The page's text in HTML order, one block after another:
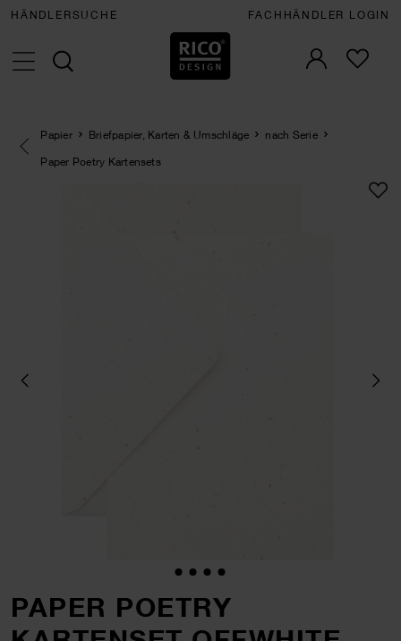
HÄNDLERSUCHE FACHHÄNDLER LOGIN
Eine Kategorie zurück navigieren
Papier Briefpapier, Karten & Umschläge
nach Serie
Paper Poetry Kartensets
PAPER POETRY